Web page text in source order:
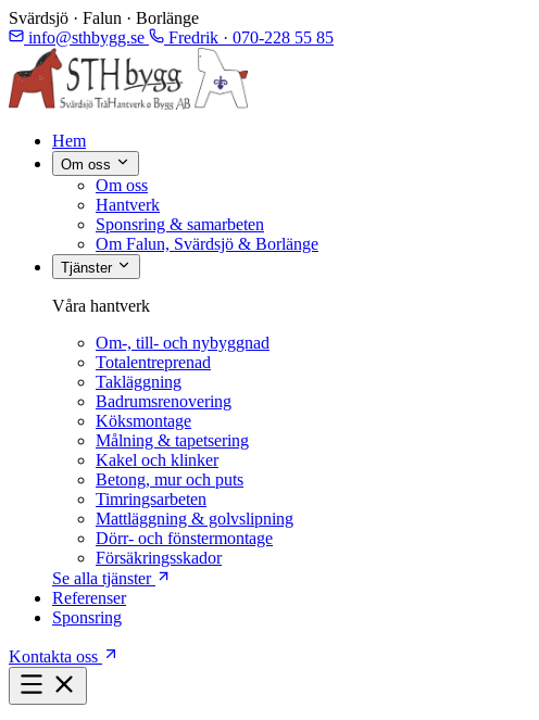
Svärdsjö · Falun · Borlänge
info@sthbygg.se
Fredrik · 070-228 55 85
Hem
Om oss
Om oss
Hantverk
Sponsring & samarbeten
Om Falun, Svärdsjö & Borlänge
Tjänster
Våra hantverk
Om-, till- och nybyggnad
Totalentreprenad
Takläggning
Badrumsrenovering
Köksmontage
Målning & tapetsering
Kakel och klinker
Betong, mur och puts
Timringsarbeten
Mattläggning & golvslipning
Dörr- och fönstermontage
Försäkringsskador
Se alla tjänster
Referenser
Sponsring
Kontakta oss